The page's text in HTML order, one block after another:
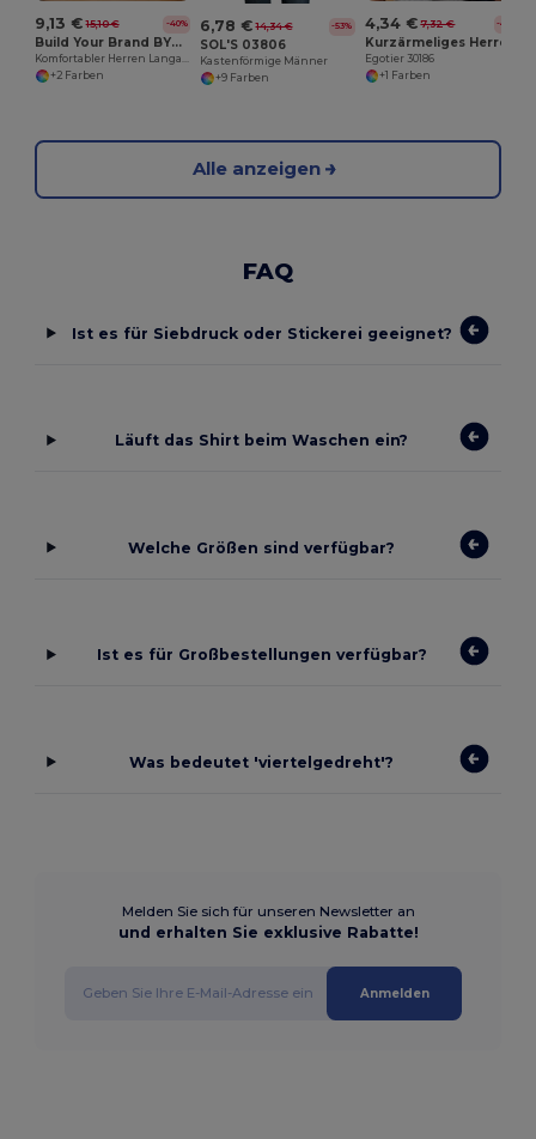
9,13 € 15,10 € -40%
Build Your Brand BY091
+2 Farben
6,78 € 14,34 € -53%
SOL'S 03806
Kastenförmige Männer
+9 Farben
4,34 € 7,32 € -41%
Egotier 30186
+1 Farben
Alle anzeigen
FAQ
Ist es für Siebdruck oder Stickerei geeignet?
Läuft das Shirt beim Waschen ein?
Welche Größen sind verfügbar?
Ist es für Großbestellungen verfügbar?
Was bedeutet 'viertelgedreht'?
Melden Sie sich für unseren Newsletter an
und erhalten Sie exklusive Rabatte!
Anmelden